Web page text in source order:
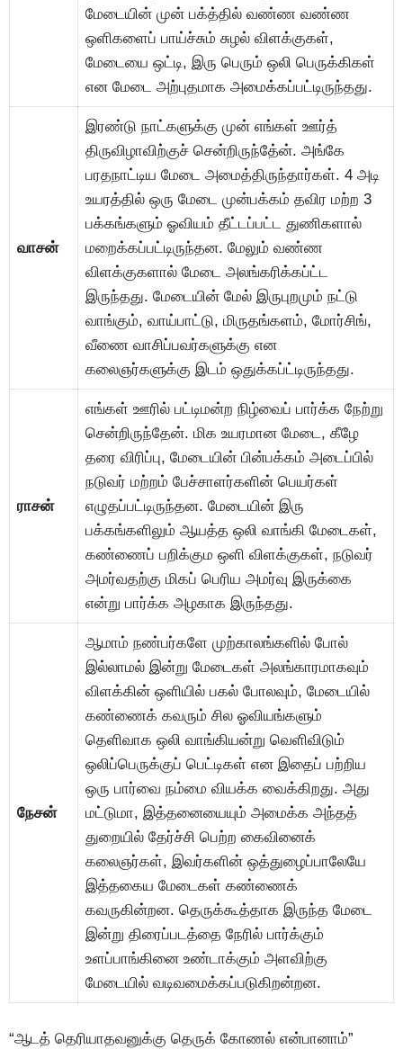
மேடையின் முன் பக்த்தில் வண்ண வண்ண
ஒளிகளைப் பாய்ச்சும் சுழல் விளக்குகள்,
மேடையை ஒட்டி, இரு பெரும் ஒலி பெருக்கிகள்
என மேடை அற்புதமாக அமைக்கப்பட்டிருந்தது.
வாசன்
இரண்டு நாட்களுக்கு முன் எங்கள் ஊர்த்
திருவிழாவிற்குச் சென்றிருந்தே்ன். அங்கே
பரதநாட்டிய மேடை அமைத்திருந்தார்கள். 4 அடி
உயரத்தில் ஒரு மேடை முன்பக்கம் தவிர மற்ற 3
பக்கங்களும் ஓவியம் தீட்டப்பட்ட துணிகளால்
மறைக்கப்பட்டிருந்தன. மேலும் வண்ண
விளக்குகளால் மேடை அலங்கரிக்கப்ட்ட
இருந்தது. மேடையின் மேல் இருபுறமும் நட்டு
வாங்கும், வாய்பாட்டு, மிருதங்களம், மோர்சிங்,
வீணை வாசிப்பவர்களுக்கு என
கலைஞர்களுக்கு இடம் ஒதுக்கப்ட்டிருந்தது.
ராசன்
எங்கள் ஊரில் பட்டிமன்ற நிழ்வைப் பார்க்க நேற்று
சென்றிருந்தேன். மிக உயரமான மேடை, கீழே
தரை விரிப்பு, மேடையின் பின்பக்கம் அடைப்பில்
நடுவர் மற்றம் பேச்சாளர்களின் பெயர்கள்
எழுதப்பட்டிருந்தன. மேடையின் இரு
பக்கங்களிலும் ஆயத்த ஒலி வாங்கி மேடைகள்,
கண்ணைப் பறிக்கும ஒளி விளக்குகள், நடுவர்
அமர்வதற்கு மிகப் பெரிய அமர்வு இருக்கை
என்று பார்க்க அழகாக இருந்தது.
நேசன்
ஆமாம் நண்பர்களே முற்காலங்களில் போல்
இல்லாமல் இன்று மேடைகள் அலங்காரமாகவும்
விளக்கின் ஒளியில் பகல் போலவும், மேடையில்
கண்ணைக் கவரும் சில ஓவியங்களும்
தெளிவாக ஒலி வாங்கியன்று வெளிவிடும்
ஒலிப்பெருக்குப் பெட்டிகள் என இதைப் பற்றிய
ஒரு பார்வை நம்மை வியக்க வைக்கிறது. அது
மட்டுமா, இத்தனையையும் அமைக்க அந்தத்
துறையில் தேர்ச்சி பெற்ற கைவினைக்
கலைஞர்கள், இவர்களின் ஒத்துழைப்பாலேயே
இத்தகைய மேடைகள் கண்ணைக்
கவருகின்றன. தெருக்கூத்தாக இருந்த மேடை
இன்று திரைப்படத்தை நேரில் பார்க்கும்
உளப்பாங்கினை உண்டாக்கும் அளவிற்கு
மேடையில் வடிவமைக்கப்படுகிறன்றன.
“ஆடத் தெரியாதவனுக்கு தெருக் கோணல் என்பானாம்”